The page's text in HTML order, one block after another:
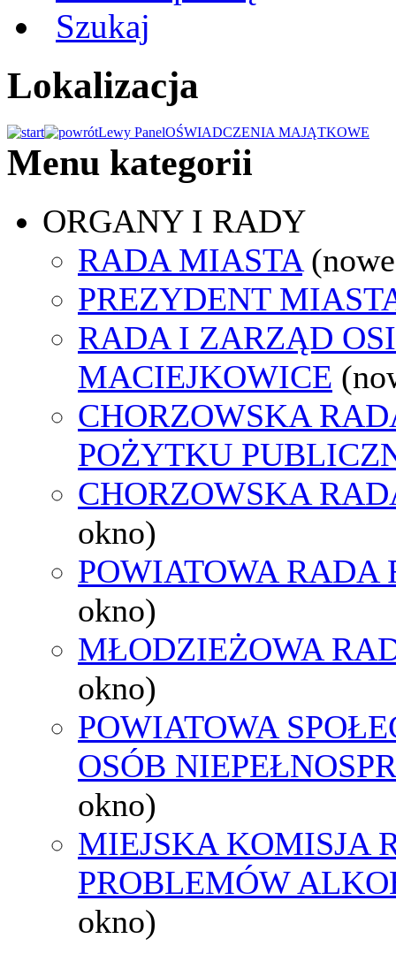
Szukaj
Lokalizacja
Lewy PanelOŚWIADCZENIA MAJĄTKOWE
Menu kategorii
ORGANY I RADY
RADA MIASTA
PREZYDENT
RADA I ZARZĄD
MACIEJKOWICE
CHORZOWSKA
POŻYTKU
CHORZOWSKA
okno)
POWIATOWA RADA
okno)
MŁODZIEŻOWA
okno)
POWIATOWA
OSÓB
okno)
MIEJSKA KOMISJA
PROBLEMÓW
okno)